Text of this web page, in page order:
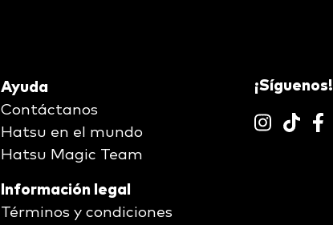
Ayuda
Contáctanos
Hatsu en el mundo
Hatsu Magic Team
Información legal
Términos y condiciones
¡Síguenos!